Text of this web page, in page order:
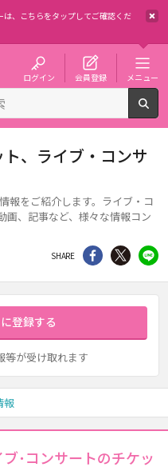
、
こちらをタップしてご確認くだ
ログイン 会員登録 メニュー
、ライブ・コンサ
報をご紹介します。ライブ・コ
画、記事など、様々な情報コン
SHARE シェア Twitter
登録する
等が受け取れます
報
･コンサートのチケッ